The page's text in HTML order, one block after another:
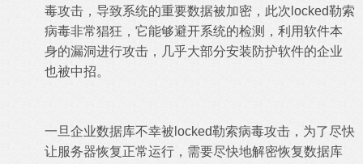
毒攻击，导致系统的重要数据被加密，此次locked勒索
病毒非常猖狂，它能够避开系统的检测，利用软件本
身的漏洞进行攻击，几乎大部分安装防护软件的企业
也被中招。
一旦企业数据库不幸被locked勒索病毒攻击，为了尽快
让服务器恢复正常运行，需要尽快地解密恢复数据库